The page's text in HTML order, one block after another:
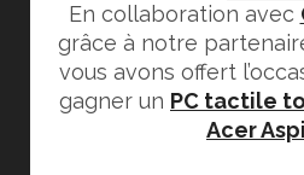
En collaboration avec
grâce à notre
vous avons offert
gagner un PC tactile
Acer